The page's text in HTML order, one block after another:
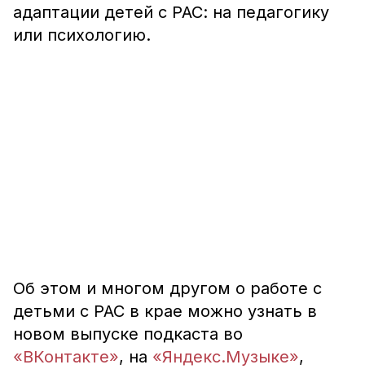
адаптации детей с РАС: на педагогику
или психологию.
Об этом и многом другом о работе с
детьми с РАС в крае можно узнать в
новом выпуске подкаста во
«ВКонтакте», на «Яндекс.Музыке»,